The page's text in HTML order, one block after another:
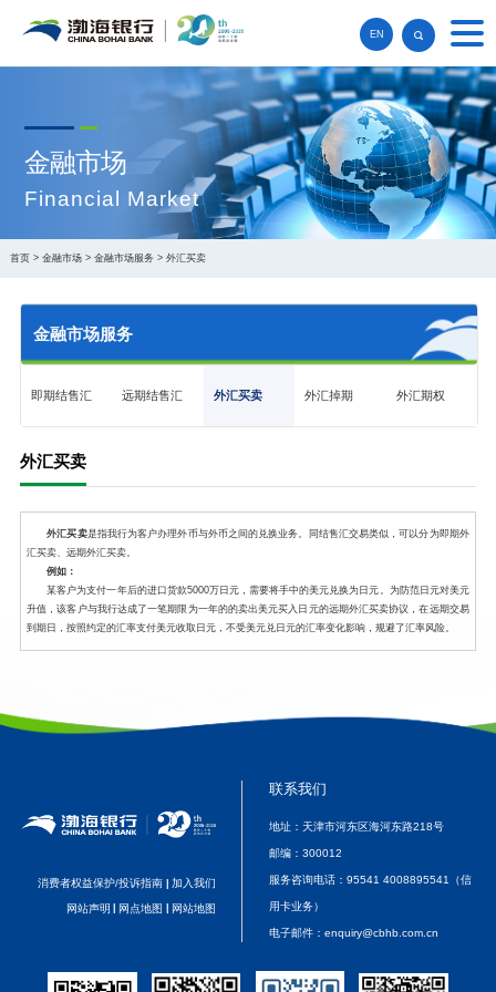
EN
金融市场
Financial Market
首页> 金融市场> 金融市场服务> 外汇买卖
金融市场服务
即期结售汇 远期结售汇 外汇买卖 外汇掉期 外汇期权
外汇买卖
外汇买卖是指我行为客户办理外币与外币之间的兑换业务。同结售汇交易类似，可以分为即期外
汇买卖、远期外汇买卖。
例如：
某客户为支付一年后的进口货款5000万日元，需要将手中的美元兑换为日元。为防范日元对美元
升值，该客户与我行达成了一笔期限为一年的的卖出美元买入日元的远期外汇买卖协议，在远期交易
到期日，按照约定的汇率支付美元收取日元，不受美元兑日元的汇率变化影响，规避了汇率风险。
消费者权益保护/投诉指南 加入我们
网站声明 网点地图 网站地图
联系我们
地址：天津市河东区海河东路218号
邮编： 300012
服务咨询电话： 95541 4008895541（信
用卡业务）
电子邮件： enquiry@cbhb.com.cn